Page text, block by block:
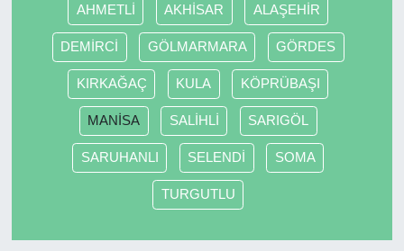
AHMETLİ AKHİSAR ALAŞEHİR
DEMİRCİ GÖLMARMARA GÖRDES
KIRKAĞAÇ KULA KÖPRÜBAŞI
MANİSA SALİHLİ SARIGÖL
SARUHANLI SELENDİ SOMA
TURGUTLU